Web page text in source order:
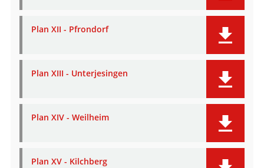
Plan XII - Pfrondorf
Plan XIII - Unterjesingen
Plan XIV - Weilheim
Plan XV - Kilchberg